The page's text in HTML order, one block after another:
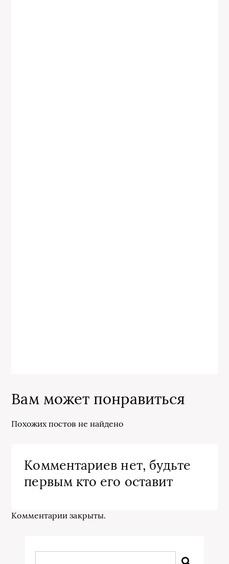
Вам может понравиться
Похожих постов не найдено
Комментариев нет, будьте
первым кто его оставит
Комментарии закрыты.